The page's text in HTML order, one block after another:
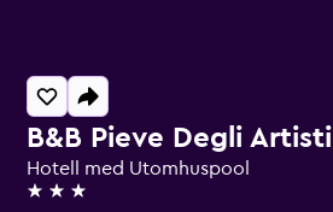
B&B Pieve Degli Artisti
Hotell med Utomhuspool
3 stjärnor